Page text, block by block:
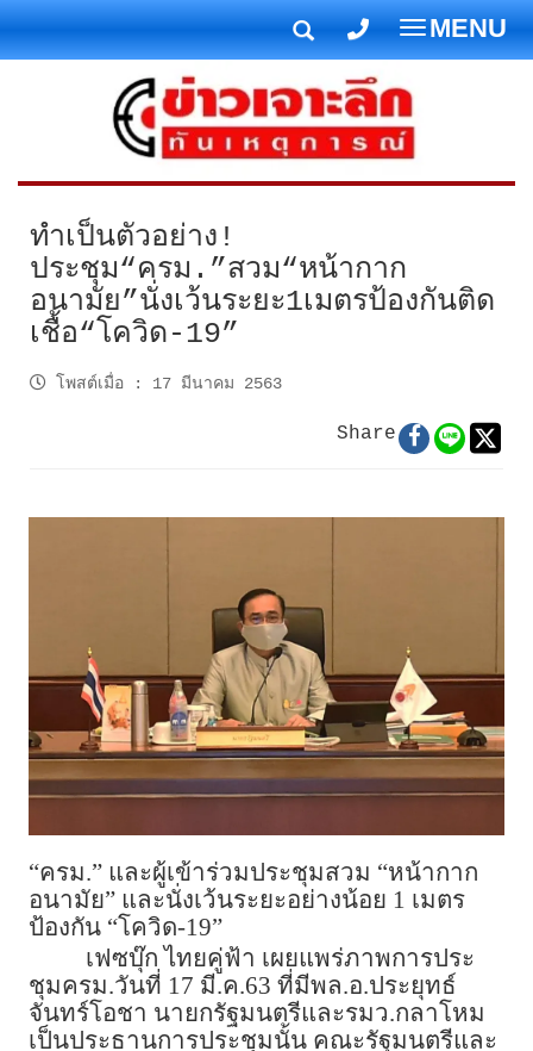
T
o
g
g
l
e
v
i
i
MENU
ทำเป็นตัวอย่าง!
ประชุม“ครม.”สวม“หน้ากาก
อนามัย”นั่งเว้นระยะ1เมตรป้องกันติด
เชื้อ“โควิด-19”
โพสต์เมื่อ : 17 มีนาคม 2563
Share
“ครม.” และผู้เข้าร่วมประชุมสวม “หน้ากาก
อนามัย” และนั่งเว้นระยะอย่างน้อย 1 เมตร
ป้องกัน “โควิด-19”
เฟซบุ๊ก ไทยคู่ฟ้า เผยแพร่ภาพการประ
ชุมครม.วันที่ 17 มี.ค.63 ที่มีพล.อ.ประยุทธ์
จันทร์โอชา นายกรัฐมนตรีและรมว.กลาโหม
เป็นประธานการประชุมนั้น คณะรัฐมนตรีและ